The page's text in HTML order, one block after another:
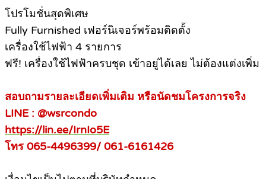
โปรโมชั่นสุดพิเศษ
Fully Furnished เฟอร์นิเจอร์พร้อมติดตั้ง
เครื่องใช้ไฟฟ้า 4 รายการ
ฟรี! เครื่องใช้ไฟฟ้าครบชุด เข้าอยู่ได้เลย ไม่ต้องแต่งเพิ่ม
สอบถามรายละเอียดเพิ่มเติม หรือนัดชมโครงการจริง
LINE : @wsrcondo
https://lin.ee/IrnIo5E
โทร 065-4496399/ 061-6161426